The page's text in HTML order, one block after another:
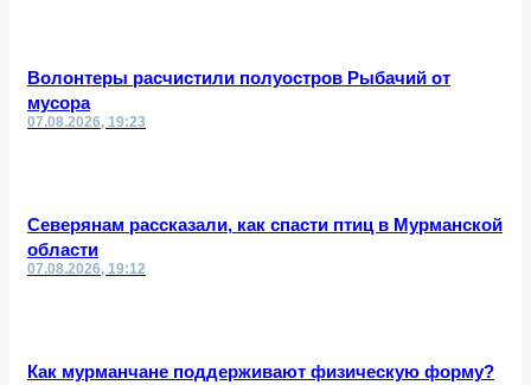
Волонтеры расчистили полуостров Рыбачий от
мусора
07.08.2026, 19:23
Северянам рассказали, как спасти птиц в Мурманской
области
07.08.2026, 19:12
Как мурманчане поддерживают физическую форму?